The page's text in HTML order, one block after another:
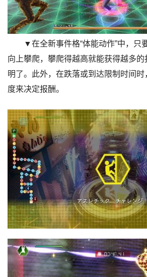
▼在全新事件格“体能动作”中，只
向上攀爬，攀爬得越高就能获得越多
明了。此外，在跌落或到达限制时间
度来决定报酬。